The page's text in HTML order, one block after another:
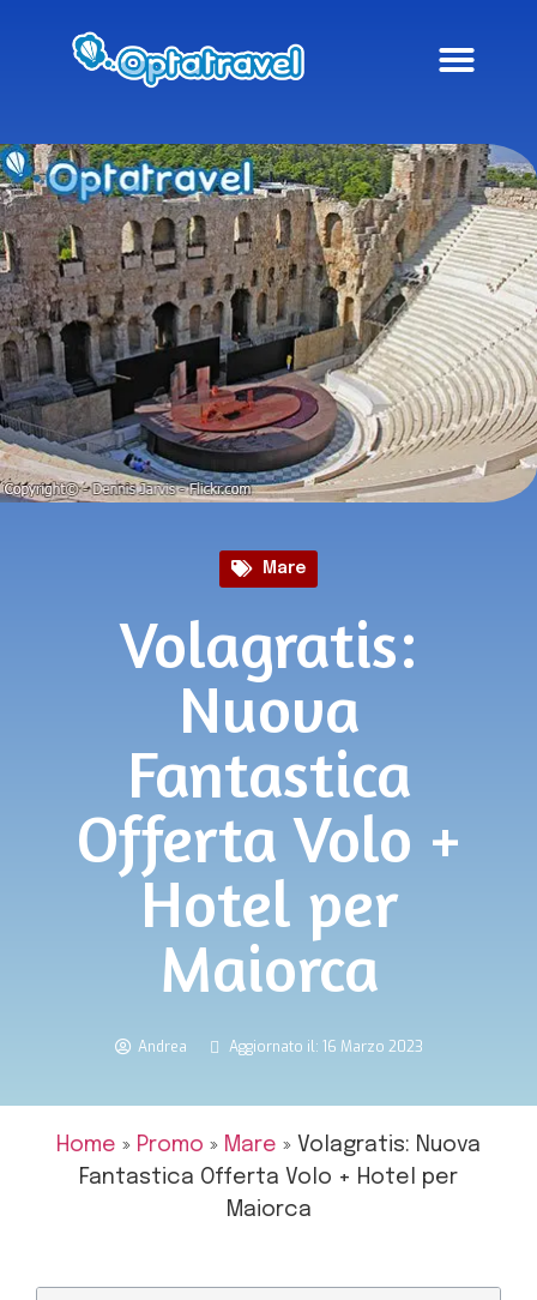
Mare
Volagratis:
Nuova
Fantastica
Offerta Volo +
Hotel per
Maiorca
Andrea Aggiornato il: 16 Marzo 2023
Home » Promo » Mare » Volagratis: Nuova
Fantastica Offerta Volo + Hotel per
Maiorca